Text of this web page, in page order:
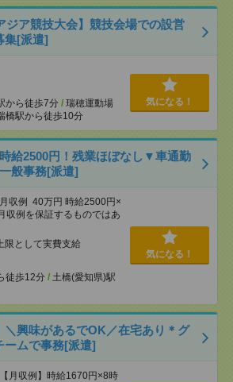
ジア競技大会】競技会場での設営
集[派遣]
から徒歩7分 / 瑞穂運動場
橋駅から徒歩10分
気になる！
時給2500円！残業ほぼなし▼車通勤
般事務[派遣]
収例 40万円 時給2500円×
例を保証するものではあ
限として実費支給
徒歩12分 / 土橋(愛知県)駅
気になる！
＼興味があるでOK／在宅あり＊グ
ームで事務[派遣]
月収例】時給1670円×8時